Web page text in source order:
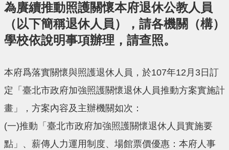
為賡續推動照護關懷本府退休公教人員
（以下簡稱退休人員），請各機關（構）
學校依說明事項辦理，請查照。
本府爲落實關懷與照護退休人員，於107年12月3日訂
定「臺北市政府加強照護關懷退休人員推動方案實施計
畫」，方案內容及主辦機關如次：
(一)推動「臺北市政府加強照護關懷退休人員實施要
點」、薪傳人力運用制度、場館票價優惠：本府人事